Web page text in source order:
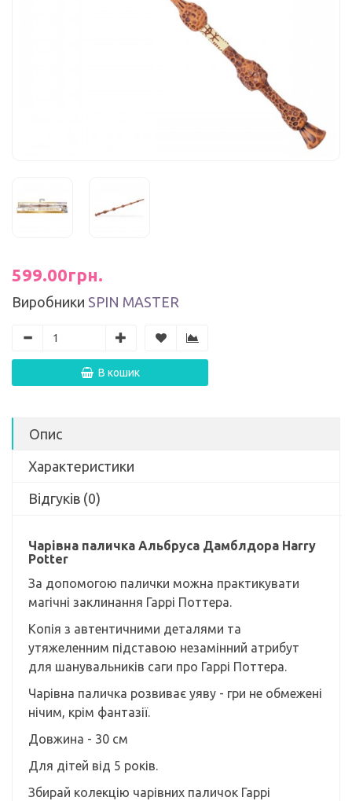
599.00грн.
Виробники SPIN MASTER
В кошик
Опис
Характеристики
Відгуків (0)
Чарівна паличка Альбруса Дамблдора Harry
Potter
За допомогою палички можна практикувати
магічні заклинання Гаррі Поттера.
Копія з автентичними деталями та
утяжеленним підставою незамінний атрибут
для шанувальників саги про Гаррі Поттера.
Чарівна паличка розвиває уяву - гри не обмежені
нічим, крім фантазії.
Довжина - 30 см
Для дітей від 5 років.
Збирай колекцію чарівних паличок Гаррі